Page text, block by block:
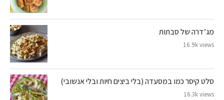
מג’דרה של סבתות
16.9k views
סלט קיסר כמו במסעדה (בלי ביצים חיות ובלי אנשובי)
16.3k views